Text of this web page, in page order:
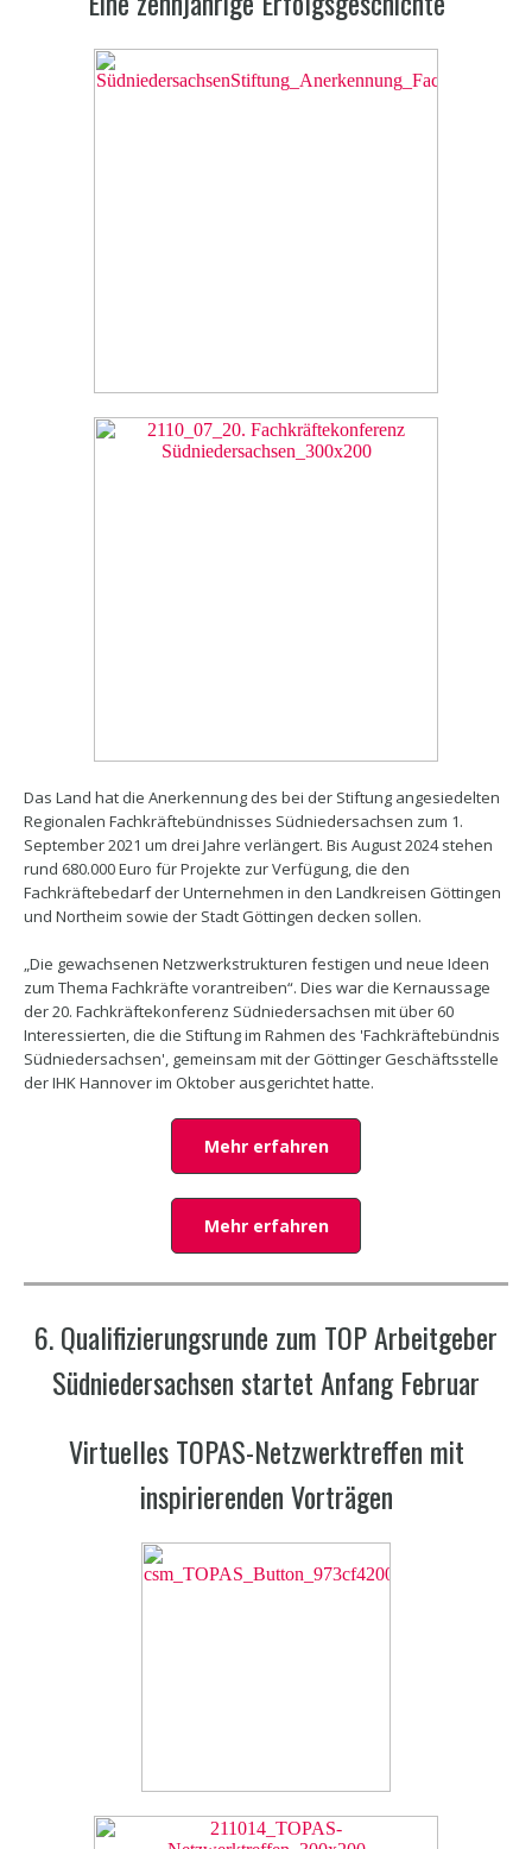
Das Land hat die Anerkennung des bei der Stiftung angesiedelten
Regionalen Fachkräftebündnisses Südniedersachsen zum 1.
September 2021 um drei Jahre verlängert. Bis August 2024 stehen
rund 680.000 Euro für Projekte zur Verfügung, die den
Fachkräftebedarf der Unternehmen in den Landkreisen Göttingen
und Northeim sowie der Stadt Göttingen decken sollen.
„Die gewachsenen Netzwerkstrukturen festigen und neue Ideen
zum Thema Fachkräfte vorantreiben“. Dies war die Kernaussage
der 20. Fachkräftekonferenz Südniedersachsen mit über 60
Interessierten, die die Stiftung im Rahmen des 'Fachkräftebündnis
Südniedersachsen', gemeinsam mit der Göttinger Geschäftsstelle
der IHK Hannover im Oktober ausgerichtet hatte.
Mehr erfahren
Mehr erfahren
6. Qualifizierungsrunde zum TOP Arbeitgeber
Südniedersachsen startet Anfang Februar
Virtuelles TOPAS-Netzwerktreffen mit
inspirierenden Vorträgen